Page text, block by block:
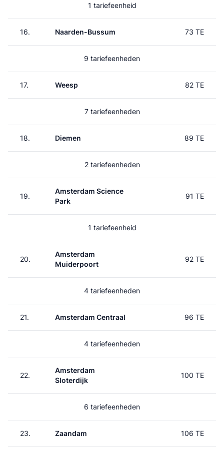
1 tariefeenheid
16. Naarden-Bussum 73 TE
9 tariefeenheden
17. Weesp 82 TE
7 tariefeenheden
18. Diemen 89 TE
2 tariefeenheden
19.
Amsterdam Science
Park
91 TE
1 tariefeenheid
20.
Amsterdam
Muiderpoort
92 TE
4 tariefeenheden
21. Amsterdam Centraal 96 TE
4 tariefeenheden
22.
Amsterdam
Sloterdijk
100 TE
6 tariefeenheden
23. Zaandam 106 TE